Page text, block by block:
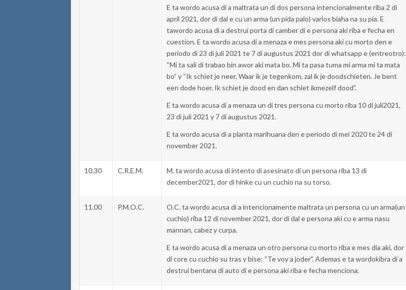
E ta wordo acusa di a maltrata un didos persona intencionalmenteriba 2 di
april 2021, dordi dal e cu un arma (un pida palo) varios biaha na su pia. E
tawordo acusa di a destruiporta di camber di e persona akiriba efecha en
cuestion. E ta wordo acusa di a menaza emes persona akicu morto den e
periodo di 23 dijuli 2021 te 7 diaugustus 2021 dordiwhatsapp e (entreotro):
“Mita sali ditrabao bin aworakimata bo. Mita pasa tuma mi arma mita mata
bo” y “Ik schiet jeneer. Waarikjetegenkom, zal ikjedoodschieten. Jebent
een dodehoer. Ik schiet jedood en dan schiet ikmezelfdood”.
E ta wordo acusa di a menaza un ditres persona cu morto riba 10 dijuli2021,
23 dijuli 2021 y 7 diaugustus 2021.
E ta wordo acusa di a planta marihuana den e periodo di mei 2020 te 24 di
november 2021.
10.30 C.R.E.M. M.ta wordo acusa di intento diasesinato di un persona riba 13 di
december2021, dordihinkecu un cuchio na su torso.
11.00 P.M.O.C. O.C. ta wordo acusa di a intencionamentemaltrata un persona cu un arma(un
cuchio) riba 12 dinovember 2021, dordidal e persona akicu e arma nasu
mannan, cabezycurpa.
E ta wordo acusa di a menaza un otro persona cu morto riba emes dia aki, dor
di core cu cuchio su tras ybise: “Tevoya joder”. Ademas eta wordokibra di a
destruibentana di auto di e persona akiriba efecha menciona.